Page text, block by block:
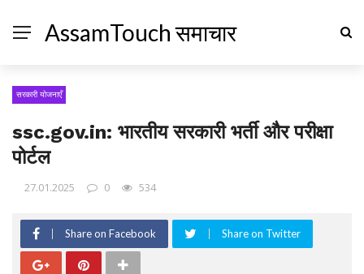
AssamTouch समाचार
सरकारी योजनाएँ
ssc.gov.in: भारतीय सरकारी भर्ती और परीक्षा
पोर्टल
27.01.2025 0 534
Share on Facebook Share on Twitter